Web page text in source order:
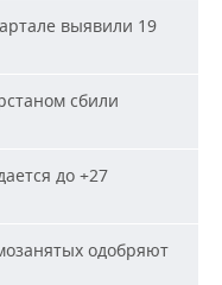
выявили 19
сбили
до +27
одобряют